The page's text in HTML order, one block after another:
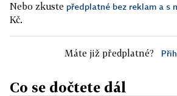
Nebo zkuste předplatné bez reklam a s
Kč.
Máte již předplatné?
Co se dočtete dál